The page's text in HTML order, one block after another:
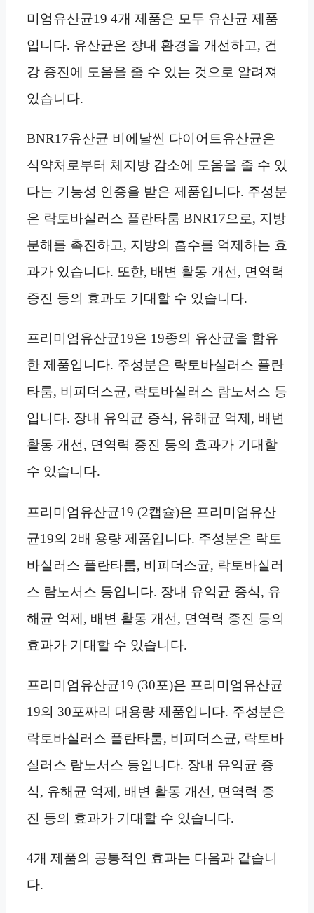
미엄유산균19 4개 제품은 모두 유산균 제품
입니다. 유산균은 장내 환경을 개선하고, 건
강 증진에 도움을 줄 수 있는 것으로 알려져
있습니다.
BNR17유산균 비에날씬 다이어트유산균은
식약처로부터 체지방 감소에 도움을 줄 수 있
다는 기능성 인증을 받은 제품입니다. 주성분
은 락토바실러스 플란타룸 BNR17으로, 지방
분해를 촉진하고, 지방의 흡수를 억제하는 효
과가 있습니다. 또한, 배변 활동 개선, 면역력
증진 등의 효과도 기대할 수 있습니다.
프리미엄유산균19은 19종의 유산균을 함유
한 제품입니다. 주성분은 락토바실러스 플란
타룸, 비피더스균, 락토바실러스 람노서스 등
입니다. 장내 유익균 증식, 유해균 억제, 배변
활동 개선, 면역력 증진 등의 효과가 기대할
수 있습니다.
프리미엄유산균19 (2캡슐)은 프리미엄유산
균19의 2배 용량 제품입니다. 주성분은 락토
바실러스 플란타룸, 비피더스균, 락토바실러
스 람노서스 등입니다. 장내 유익균 증식, 유
해균 억제, 배변 활동 개선, 면역력 증진 등의
효과가 기대할 수 있습니다.
프리미엄유산균19 (30포)은 프리미엄유산균
19의 30포짜리 대용량 제품입니다. 주성분은
락토바실러스 플란타룸, 비피더스균, 락토바
실러스 람노서스 등입니다. 장내 유익균 증
식, 유해균 억제, 배변 활동 개선, 면역력 증
진 등의 효과가 기대할 수 있습니다.
4개 제품의 공통적인 효과는 다음과 같습니
다.